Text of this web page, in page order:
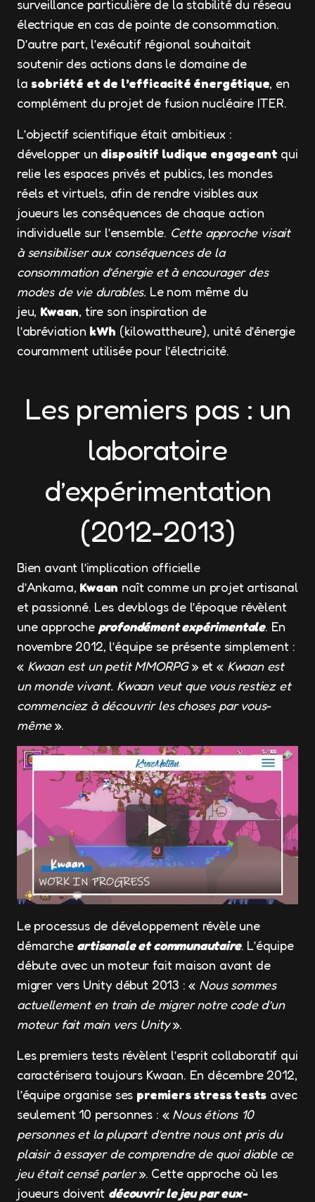
surveillance particulière de la stabilité du réseau
électrique en cas de pointe de consommation.
D’autre part, l’exécutif régional souhaitait
soutenir des actions dans le domaine de
lasobriété et de l’efficacité énergétique, en
complément du projet de fusion nucléaire ITER.
L’objectif scientifique était ambitieux :
développer un dispositif ludique engageant qui
relie les espaces privés et publics, les mondes
réels et virtuels, afin de rendre visibles aux
joueurs les conséquences de chaque action
individuelle sur l’ensemble. Cette approche visait
à sensibiliser aux conséquences de la
consommation d’énergie et à encourager des
modes de vie durables. Le nom même du
jeu, Kwaan, tire son inspiration de
l’abréviation kWh (kilowattheure), unité d’énergie
couramment utilisée pour l’électricité.
Les premiers pas : un
laboratoire
d’expérimentation
(2012-2013)
Bien avant l’implication officielle
d’Ankama, Kwaan naît comme un projet artisanal
et passionné. Les devblogs de l’époque révèlent
une approche profondément expérimentale. En
novembre 2012, l’équipe se présente simplement :
« Kwaan est un petit MMORPG» et « Kwaan est
un monde vivant. Kwaan veut que vous restiez et
commenciez à découvrir les choses par vous-
même».
Le processus de développement révèle une
démarche artisanale et communautaire. L’équipe
débute avec un moteur fait maison avant de
migrer vers Unity début 2013 : « Nous sommes
actuellement en train de migrer notre code d’un
moteur fait main vers Unity».
Les premiers tests révèlent l’esprit collaboratif qui
caractérisera toujours Kwaan. En décembre 2012,
l’équipe organise ses premiers stress tests avec
seulement 10 personnes : « Nous étions 10
personnes et la plupart d’entre nous ont pris du
plaisir à essayer de comprendre de quoi diable ce
jeu était censé parler». Cette approche où les
joueurs doivent découvrir le jeu par eux-